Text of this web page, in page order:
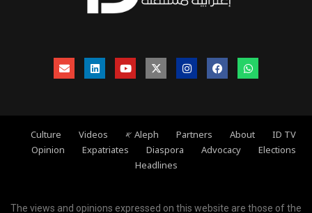
ID TV
About
Partners
Aleph 𐤀
Videos
Culture
Elections
Advocacy
Diaspora
Expatriates
Opinion
Headlines
The views and opinions expressed on this website are those of the